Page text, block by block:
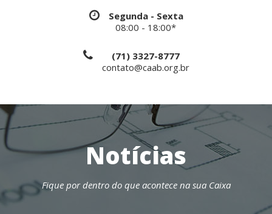
Segunda - Sexta
08:00 - 18:00*
(71) 3327-8777
contato@caab.org.br
Notícias
Fique por dentro do que acontece na sua Caixa